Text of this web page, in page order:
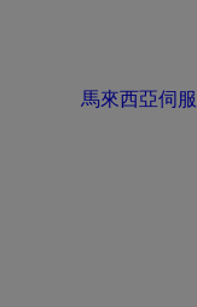
馬來西亞伺